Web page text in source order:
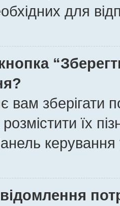
для
вам зберігати
їх
керування